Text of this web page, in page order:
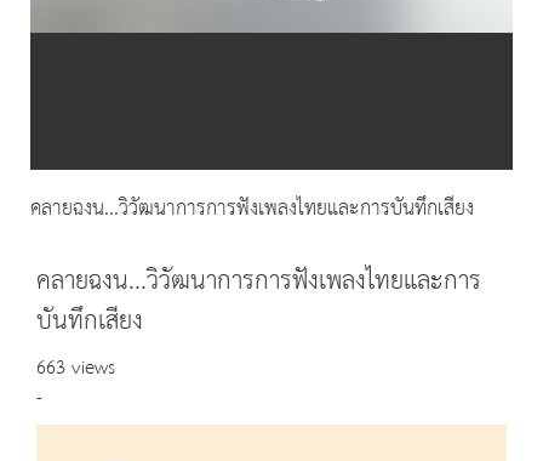
คลายฉงน...วิวัฒนาการการฟังเพลงไทยและการบันทึกเสียง
คลายฉงน...วิวัฒนาการการฟังเพลงไทยและการ
บันทึกเสียง
663 views
-